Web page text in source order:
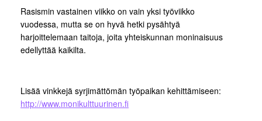
Rasismin vastainen viikko on vain yksi työviikko
vuodessa, mutta se on hyvä hetki pysähtyä
harjoittelemaan taitoja, joita yhteiskunnan moninaisuus
edellyttää kaikilta.
Lisää vinkkejä syrjimättömän työpaikan kehittämiseen:
http://www.monikulttuurinen.fi